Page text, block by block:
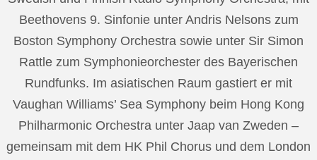
Beethovens 9. Sinfonie unter Andris Nelsons zum
Boston Symphony Orchestra sowie unter Sir Simon
Rattle zum Symphonieorchester des Bayerischen
Rundfunks. Im asiatischen Raum gastiert er mit
Vaughan Williams’ Sea Symphony beim Hong Kong
Philharmonic Orchestra unter Jaap van Zweden –
gemeinsam mit dem HK Phil Chorus und dem London